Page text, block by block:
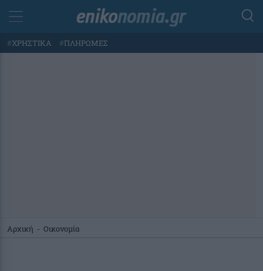
#ΧΡΗΣΤΙΚΑ #ΠΛΗΡΩΜΕΣ
Αρχική - Οικονομία